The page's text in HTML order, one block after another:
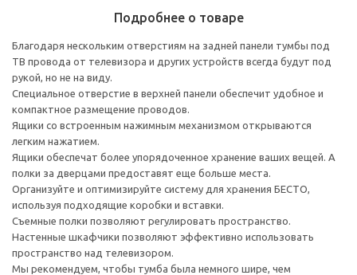
Подробнее о товаре
Благодаря нескольким отверстиям на задней панели тумбы под
ТВ провода от телевизора и других устройств всегда будут под
рукой, но не на виду.
Специальное отверстие в верхней панели обеспечит удобное и
компактное размещение проводов.
Ящики со встроенным нажимным механизмом открываются
легким нажатием.
Ящики обеспечат более упорядоченное хранение ваших вещей. А
полки за дверцами предоставят еще больше места.
Организуйте и оптимизируйте систему для хранения БЕСТО,
используя подходящие коробки и вставки.
Съемные полки позволяют регулировать пространство.
Настенные шкафчики позволяют эффективно использовать
пространство над телевизором.
Мы рекомендуем, чтобы тумба была немного шире, чем